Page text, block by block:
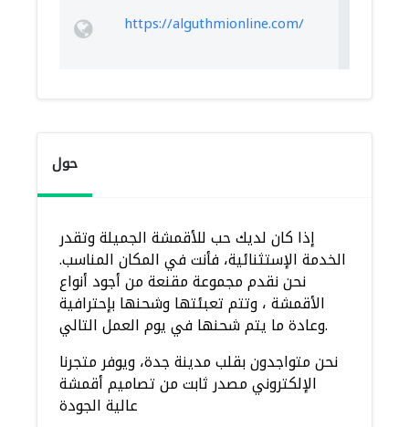
https://alguthmionline.com/
حول
إذا كان لديك حب للأقمشة الجميلة وتقدر
الخدمة الإستثنائية، فأنت في المكان المناسب.
نحن نقدم مجموعة مقنعة من أجود أنواع
الأقمشة ، وتتم تعبئتها وشحنها بإحترافية
وعادة ما يتم شحنها في يوم العمل التالي.
نحن متواجدون بقلب مدينة جدة، ويوفر متجرنا
الإلكتروني مصدر ثابت من تصاميم أقمشة
عالية الجودة